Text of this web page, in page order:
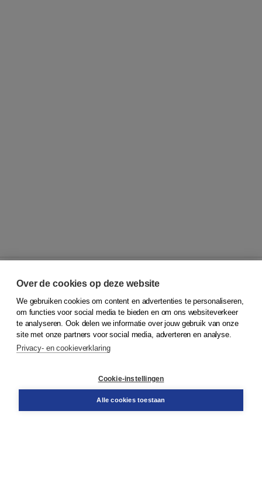
© 2026Koninklijke Boom uitgevers
Klantenservice
Service & informatie
Contact
Over de cookies op deze website
We gebruiken cookies om content en advertenties te personaliseren,
om functies voor social media te bieden en om ons websiteverkeer
te analyseren. Ook delen we informatie over jouw gebruik van onze
site met onze partners voor social media, adverteren en analyse.
Privacy- en cookieverklaring
Cookie-instellingen
Alle cookies toestaan